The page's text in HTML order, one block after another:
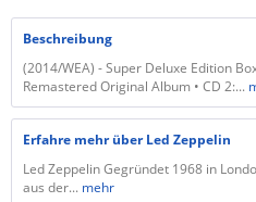
Beschreibung
(2014/WEA) - Super Deluxe Edition
Remastered Original Album • CD 2:...
Erfahre mehr über Led Zeppelin
Led Zeppelin Gegründet 1968 in
aus der... mehr